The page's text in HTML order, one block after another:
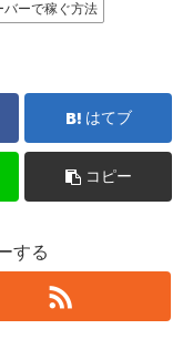
バーで稼ぐ方法
はてブ
コピー
する